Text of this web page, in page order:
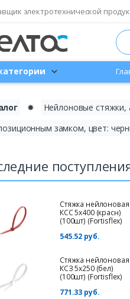
электротехнической
✹ Нейлоновые стяжки,
замком, цвет:
Стяжка нейлоновая
КСС 5х400 (красн)
(100шт) (Fortisflex)
545.52 руб.
Стяжка нейлоновая
КСЗ 5х250 (бел)
(100шт) (Fortisflex)
771.33 руб.